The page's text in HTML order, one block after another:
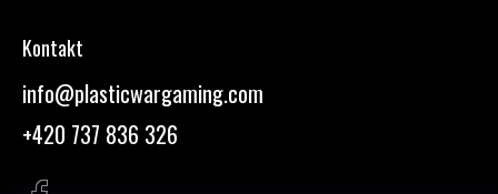
Kontakt
info@plasticwargaming.com
+420 737 836 326